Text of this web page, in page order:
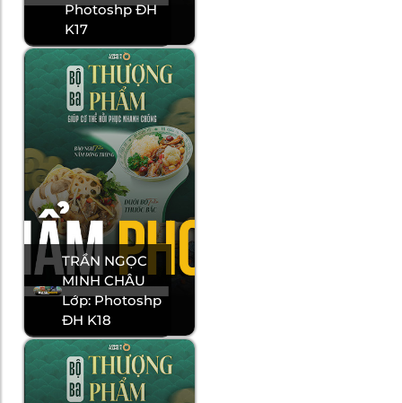
Photoshp ĐH
K17
TRẦN NGỌC
MINH CHÂU
Lớp: Photoshp
ĐH K18